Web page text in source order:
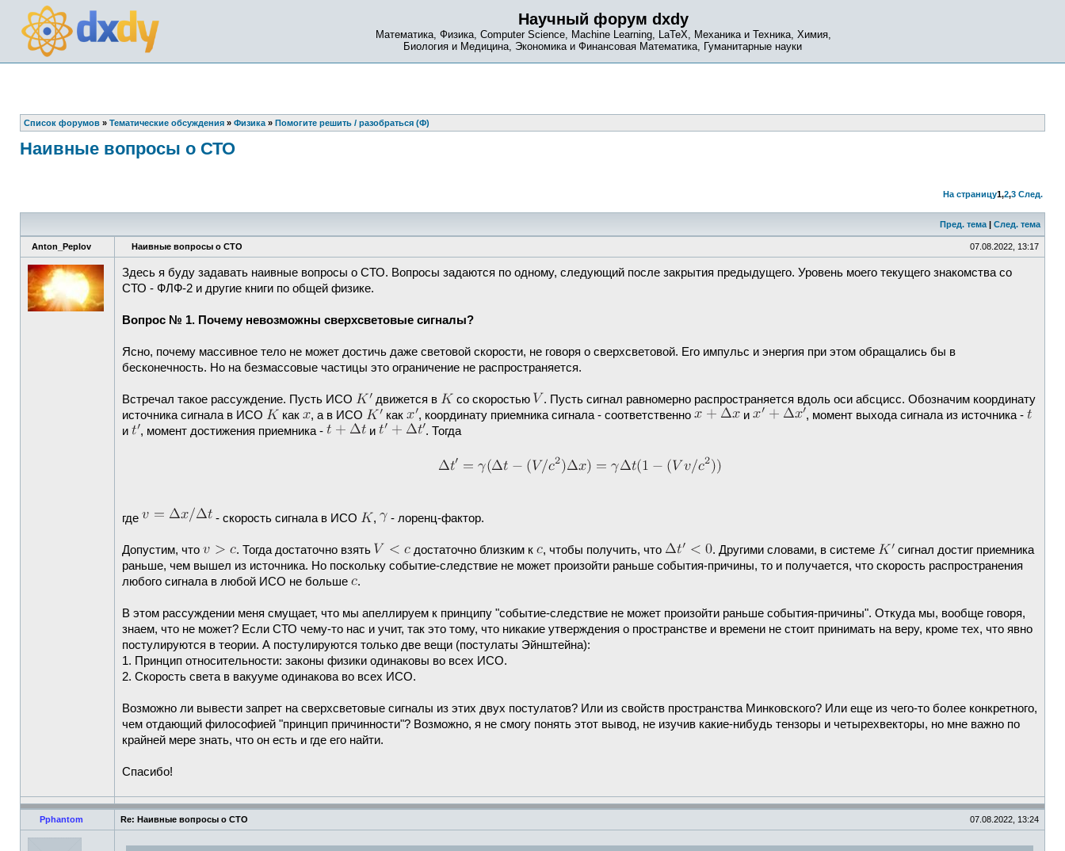
Научный форум dxdy
Математика, Физика, Computer Science, Machine Learning, LaTeX, Механика и Техника, Химия,
Биология и Медицина, Экономика и Финансовая Математика, Гуманитарные науки
Список форумов » Тематические обсуждения » Физика » Помогите решить / разобраться (Ф)
Наивные вопросы о СТО
На страницу1,2,3 След.
Пред. тема | След. тема
Anton_Peplov Наивные вопросы о СТО 07.08.2022, 13:17
Здесь я буду задавать наивные вопросы о СТО. Вопросы задаются по одному, следующий после закрытия предыдущего. Уровень моего текущего знакомства со
СТО - ФЛФ-2 и другие книги по общей физике.
Вопрос № 1. Почему невозможны сверхсветовые сигналы?
Ясно, почему массивное тело не может достичь даже световой скорости, не говоря о сверхсветовой. Его импульс и энергия при этом обращались бы в
бесконечность. Но на безмассовые частицы это ограничение не распространяется.
Встречал такое рассуждение. Пусть ИСО движется в со скоростью
. Пусть сигнал равномерно распространяется вдоль оси абсцисс. Обозначим координату
источника сигнала в ИСО
как , а в ИСО как , координату приемника сигнала - соответственно и
, момент выхода сигнала из источника -
и
, момент достижения приемника - и . Тогда
где - скорость сигнала в ИСО , - лоренц-фактор.
Допустим, что . Тогда достаточно взять достаточно близким к , чтобы получить, что . Другими словами, в системе
сигнал достиг приемника
раньше, чем вышел из источника. Но поскольку событие-следствие не может произойти раньше события-причины, то и получается, что скорость распространения
любого сигнала в любой ИСО не больше
.
В этом рассуждении меня смущает, что мы апеллируем к принципу "событие-следствие не может произойти раньше события-причины". Откуда мы, вообще говоря,
знаем, что не может? Если СТО чему-то нас и учит, так это тому, что никакие утверждения о пространстве и времени не стоит принимать на веру, кроме тех, что явно
постулируются в теории. А постулируются только две вещи (постулаты Эйнштейна):
1. Принцип относительности: законы физики одинаковы во всех ИСО.
2. Скорость света в вакууме одинакова во всех ИСО.
Возможно ли вывести запрет на сверхсветовые сигналы из этих двух постулатов? Или из свойств пространства Минковского? Или еще из чего-то более конкретного,
чем отдающий философией "принцип причинности"? Возможно, я не смогу понять этот вывод, не изучив какие-нибудь тензоры и четырехвекторы, но мне важно по
крайней мере знать, что он есть и где его найти.
Спасибо!
Pphantom Re: Наивные вопросы о СТО 07.08.2022, 13:24